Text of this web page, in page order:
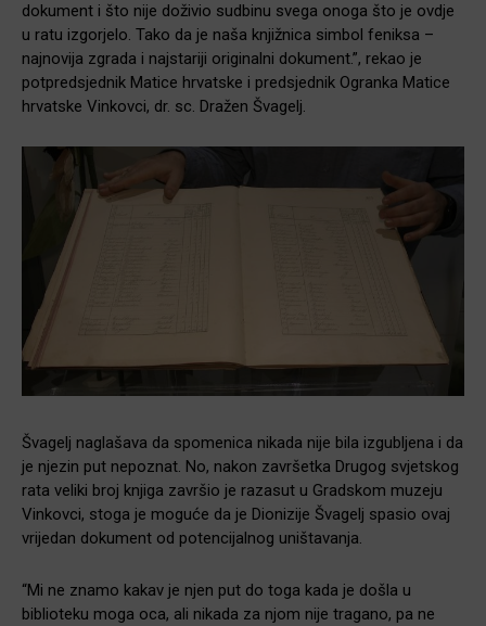
dokument i što nije doživio sudbinu svega onoga što je ovdje
u ratu izgorjelo. Tako da je naša knjižnica simbol feniksa –
najnovija zgrada i najstariji originalni dokument.”, rekao je
potpredsjednik Matice hrvatske i predsjednik Ogranka Matice
hrvatske Vinkovci, dr. sc. Dražen Švagelj.
Švagelj naglašava da spomenica nikada nije bila izgubljena i da
je njezin put nepoznat. No, nakon završetka Drugog svjetskog
rata veliki broj knjiga završio je razasut u Gradskom muzeju
Vinkovci, stoga je moguće da je Dionizije Švagelj spasio ovaj
vrijedan dokument od potencijalnog uništavanja.
“Mi ne znamo kakav je njen put do toga kada je došla u
biblioteku moga oca, ali nikada za njom nije tragano, pa ne